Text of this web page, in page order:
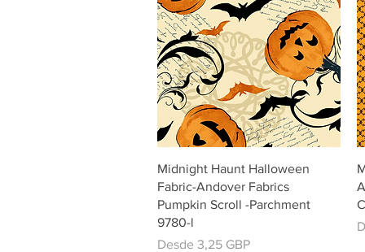
Vista rápida
Midnight Haunt Halloween
Fabric-Andover Fabrics
Pumpkin Scroll -Parchment
9780-l
Desde 3,25 GBP
Precio de oferta